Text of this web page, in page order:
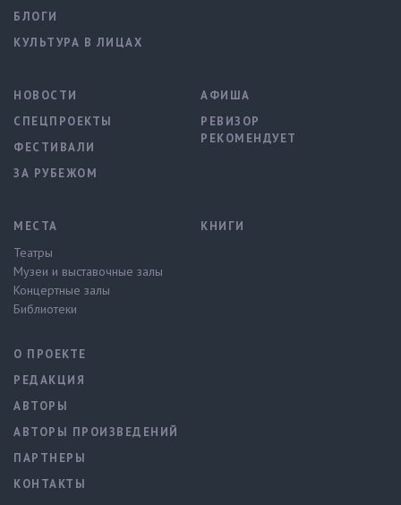
БЛОГИ
КУЛЬТУРА В ЛИЦАХ
НОВОСТИ
СПЕЦПРОЕКТЫ
ФЕСТИВАЛИ
ЗА РУБЕЖОМ
АФИША
РЕВИЗОР
РЕКОМЕНДУЕТ
МЕСТА
Театры
Музеи и выставочные залы
Концертные залы
Библиотеки
КНИГИ
О ПРОЕКТЕ
РЕДАКЦИЯ
АВТОРЫ
АВТОРЫ ПРОИЗВЕДЕНИЙ
ПАРТНЕРЫ
КОНТАКТЫ